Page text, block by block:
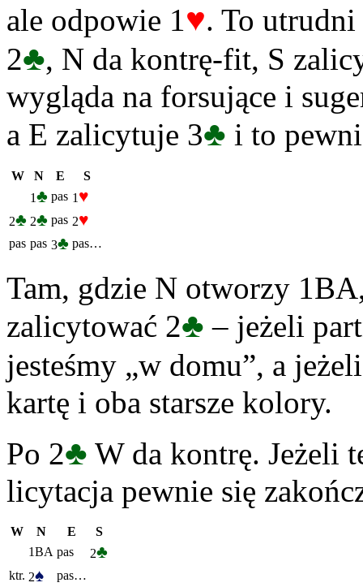
ale odpowie 1♥. To
2♣, N da kontrę-fit, S
wygląda na forsujące i
a E zalicytuje 3♣ i to
W N E
S
1♣ pas 1 ♥
2♣ 2♣ pas 2♥
pas pas 3♣ pas…
Tam, gdzie N otworzy
zalicytować 2♣ – jeżeli
jesteśmy „w domu”, a
kartę i oba starsze kolory.
Po 2♣ W da kontrę. Jeżeli
licytacja pewnie się
W N E
S
1BA pas 2♣
ktr. 2♠ pas…